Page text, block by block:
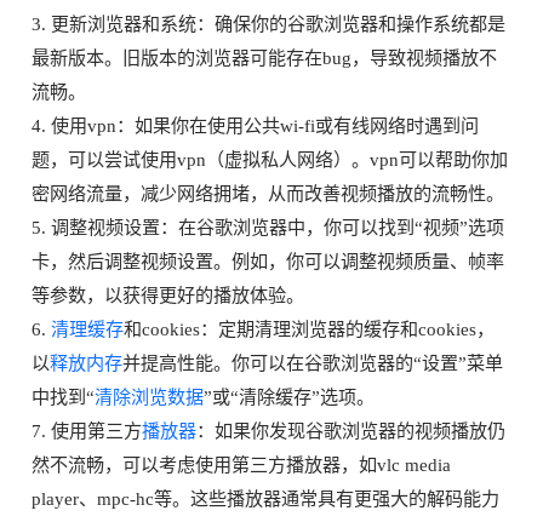
3. 更新浏览器和系统：确保你的谷歌浏览器和操作系统都是
最新版本。旧版本的浏览器可能存在bug，导致视频播放不
流畅。
4. 使用vpn：如果你在使用公共wi-fi或有线网络时遇到问
题，可以尝试使用vpn（虚拟私人网络）。vpn可以帮助你加
密网络流量，减少网络拥堵，从而改善视频播放的流畅性。
5. 调整视频设置：在谷歌浏览器中，你可以找到“视频”选项
卡，然后调整视频设置。例如，你可以调整视频质量、帧率
等参数，以获得更好的播放体验。
6. 清理缓存和cookies：定期清理浏览器的缓存和cookies，
以释放内存并提高性能。你可以在谷歌浏览器的“设置”菜单
中找到“清除浏览数据”或“清除缓存”选项。
7. 使用第三方播放器：如果你发现谷歌浏览器的视频播放仍
然不流畅，可以考虑使用第三方播放器，如vlc media
player、mpc-hc等。这些播放器通常具有更强大的解码能力